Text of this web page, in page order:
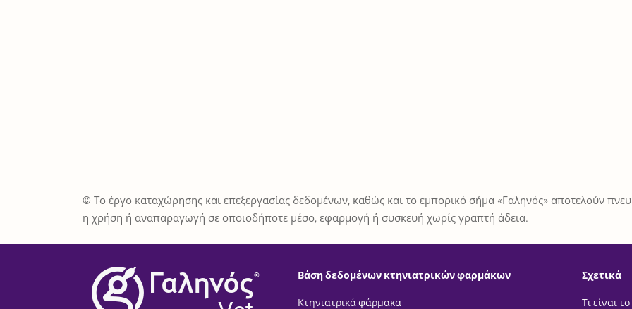
© Το έργο καταχώρησης και επεξεργασίας δεδομένων, καθώς και το εμπορικό σήμα «Γαληνός» αποτελούν
η χρήση ή αναπαραγωγή σε οποιοδήποτε μέσο, εφαρμογή ή συσκευή χωρίς γραπτή άδεια.
® Βάση δεδομένων κτηνιατρικών φαρμάκων
Κτηνιατρικά φάρμακα
Σχετικά
Τι είναι